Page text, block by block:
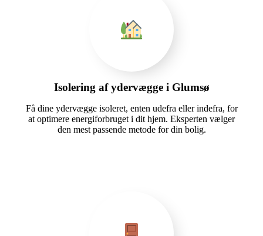
Isolering af ydervægge i Glumsø
Få dine ydervægge isoleret, enten udefra eller indefra, for
at optimere energiforbruget i dit hjem. Eksperten vælger
den mest passende metode for din bolig.